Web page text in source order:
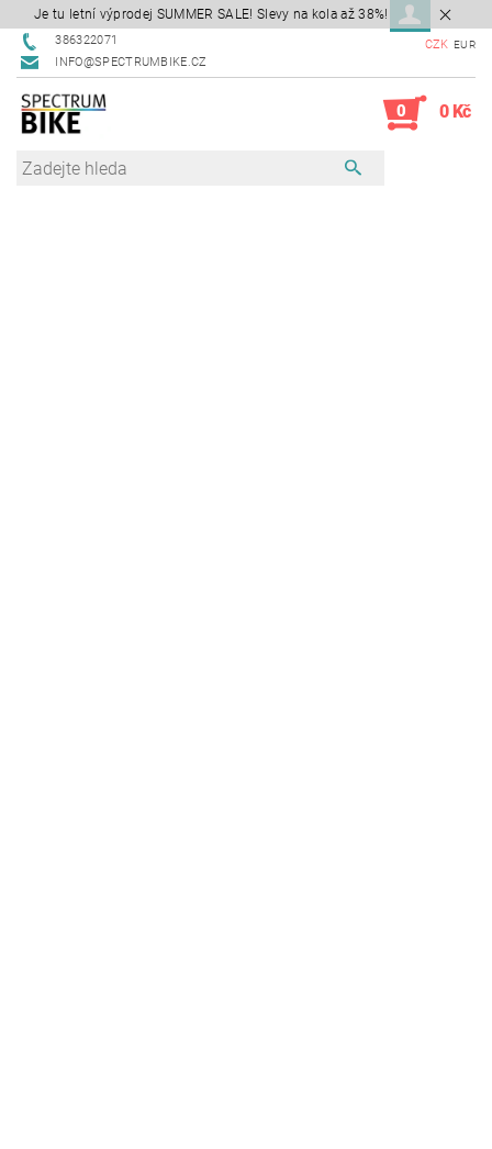
Je tu letní výprodej SUMMER SALE! Slevy na kola až 38%!
386322071
INFO@SPECTRUMBIKE.CZ
CZK EUR
0 0 Kč